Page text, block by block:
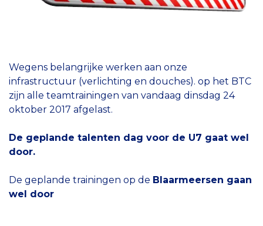
Wegens belangrijke werken aan onze
infrastructuur (verlichting en douches). op het BTC
zijn alle teamtrainingen van vandaag dinsdag 24
oktober 2017 afgelast.
De geplande talenten dag voor de U7 gaat wel
door.
De geplande trainingen op de Blaarmeersen gaan
wel door